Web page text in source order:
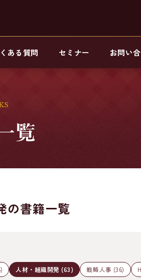
ある質問 セミナー お問い
覧
の書籍一覧
人材・組織開発 (63) 戦略人事 (36)